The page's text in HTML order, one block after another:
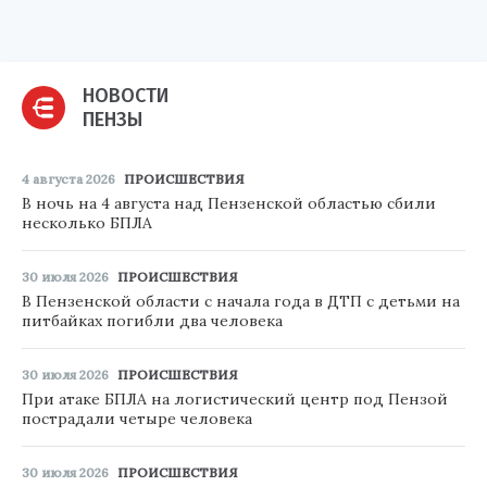
НОВОСТИ
ПЕНЗЫ
4 августа 2026 ПРОИСШЕСТВИЯ
В ночь на 4 августа над Пензенской областью сбили
несколько БПЛА
30 июля 2026 ПРОИСШЕСТВИЯ
В Пензенской области с начала года в ДТП с детьми на
питбайках погибли два человека
30 июля 2026 ПРОИСШЕСТВИЯ
При атаке БПЛА на логистический центр под Пензой
пострадали четыре человека
30 июля 2026 ПРОИСШЕСТВИЯ